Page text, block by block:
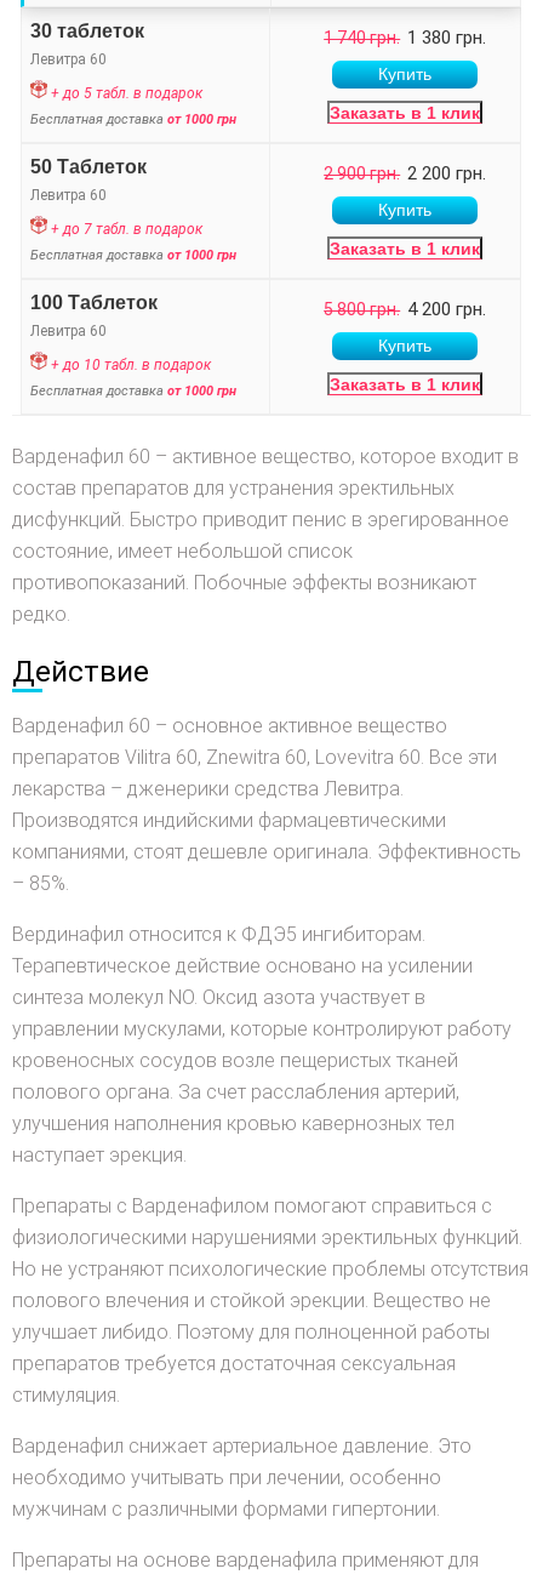
30 таблеток
Левитра 60
+ до 5 табл. в подарок
Бесплатная доставкаот 1000 грн
1 740 грн. 1 380 грн.
Заказать в 1 клик
50 Таблеток
Левитра 60
+ до 7 табл. в подарок
Бесплатная доставкаот 1000 грн
2 900 грн. 2 200 грн.
Заказать в 1 клик
100 Таблеток
Левитра 60
+ до 10 табл. в подарок
Бесплатная доставкаот 1000 грн
5 800 грн. 4 200 грн.
Заказать в 1 клик
Варденафил 60 – активное вещество, которое входит в
состав препаратов для устранения эректильных
дисфункций. Быстро приводит пенис в эрегированное
состояние, имеет небольшой список
противопоказаний. Побочные эффекты возникают
редко.
Действие
Варденафил 60 – основное активное вещество
препаратов Vilitra 60, Znewitra 60, Lovevitra 60. Все эти
лекарства – дженерики средства Левитра.
Производятся индийскими фармацевтическими
компаниями, стоят дешевле оригинала. Эффективность
– 85%.
Вердинафил относится к ФДЭ5 ингибиторам.
Терапевтическое действие основано на усилении
синтеза молекул NO. Оксид азота участвует в
управлении мускулами, которые контролируют работу
кровеносных сосудов возле пещеристых тканей
полового органа. За счет расслабления артерий,
улучшения наполнения кровью кавернозных тел
наступает эрекция.
Препараты с Варденафилом помогают справиться с
физиологическими нарушениями эректильных функций.
Но не устраняют психологические проблемы отсутствия
полового влечения и стойкой эрекции. Вещество не
улучшает либидо. Поэтому для полноценной работы
препаратов требуется достаточная сексуальная
стимуляция.
Варденафил снижает артериальное давление. Это
необходимо учитывать при лечении, особенно
мужчинам с различными формами гипертонии.
Препараты на основе варденафила применяют для